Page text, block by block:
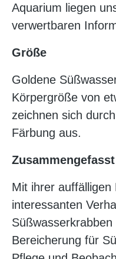
Aquarium liegen
verwertbaren
Größe
Goldene
Körpergröße von
zeichnen sich
Färbung aus.
Zusammengefasst
Mit ihrer auffälligen
interessanten
Bereicherung für